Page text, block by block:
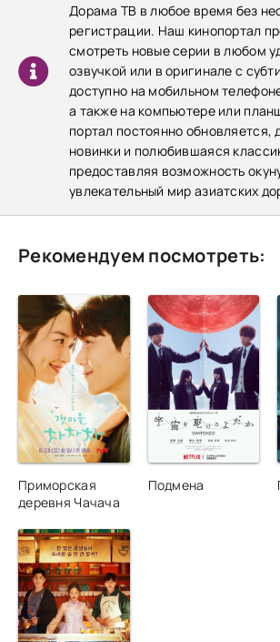
Дорама ТВ в любое время без
регистрации. Наш кинопортал
смотреть новые серии в любом
озвучкой или в оригинале с
доступно на мобильном
а также на компьютере или
портал постоянно обновляется,
новинки и полюбившаяся
предоставляя возможность
увлекательный мир азиатских
Рекомендуем посмотреть:
Приморская
деревня Чачача
Подмена